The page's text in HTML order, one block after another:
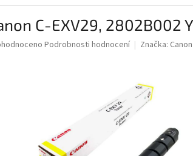
C-EXV29, 2802B002
Podrobnosti hodnocení Značka: Canon